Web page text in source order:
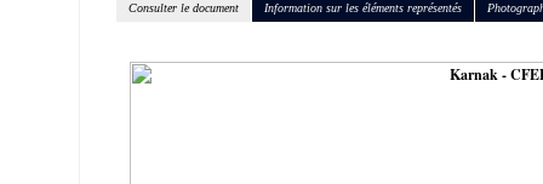
Consulter le document Information sur les éléments représentés